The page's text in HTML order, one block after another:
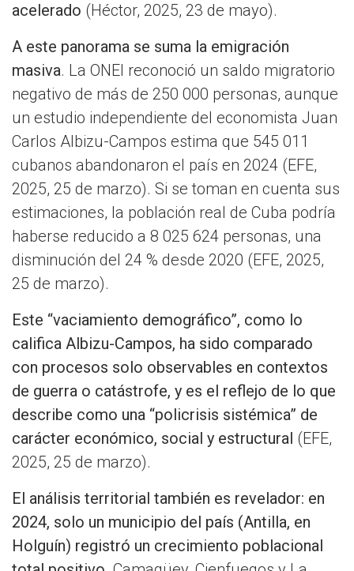
acelerado (Héctor, 2025, 23 de mayo).
A este panorama se suma la emigración
masiva. La ONEI reconoció un saldo migratorio
negativo de más de 250 000 personas, aunque
un estudio independiente del economista Juan
Carlos Albizu-Campos estima que 545 011
cubanos abandonaron el país en 2024 (EFE,
2025, 25 de marzo). Si se toman en cuenta sus
estimaciones, la población real de Cuba podría
haberse reducido a 8 025 624 personas, una
disminución del 24 % desde 2020 (EFE, 2025,
25 de marzo).
Este “vaciamiento demográfico”, como lo
califica Albizu-Campos, ha sido comparado
con procesos solo observables en contextos
de guerra o catástrofe, y es el reflejo de lo que
describe como una “policrisis sistémica” de
carácter económico, social y estructural (EFE,
2025, 25 de marzo).
El análisis territorial también es revelador: en
2024, solo un municipio del país (Antilla, en
Holguín) registró un crecimiento poblacional